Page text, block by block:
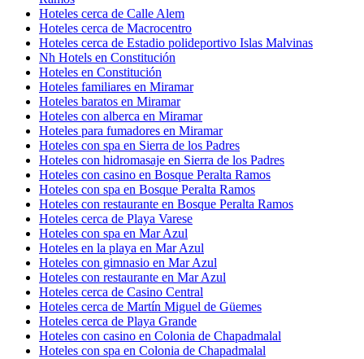
Hoteles cerca de Calle Alem
Hoteles cerca de Macrocentro
Hoteles cerca de Estadio polideportivo Islas Malvinas
Nh Hotels en Constitución
Hoteles en Constitución
Hoteles familiares en Miramar
Hoteles baratos en Miramar
Hoteles con alberca en Miramar
Hoteles para fumadores en Miramar
Hoteles con spa en Sierra de los Padres
Hoteles con hidromasaje en Sierra de los Padres
Hoteles con casino en Bosque Peralta Ramos
Hoteles con spa en Bosque Peralta Ramos
Hoteles con restaurante en Bosque Peralta Ramos
Hoteles cerca de Playa Varese
Hoteles con spa en Mar Azul
Hoteles en la playa en Mar Azul
Hoteles con gimnasio en Mar Azul
Hoteles con restaurante en Mar Azul
Hoteles cerca de Casino Central
Hoteles cerca de Martín Miguel de Güemes
Hoteles cerca de Playa Grande
Hoteles con casino en Colonia de Chapadmalal
Hoteles con spa en Colonia de Chapadmalal